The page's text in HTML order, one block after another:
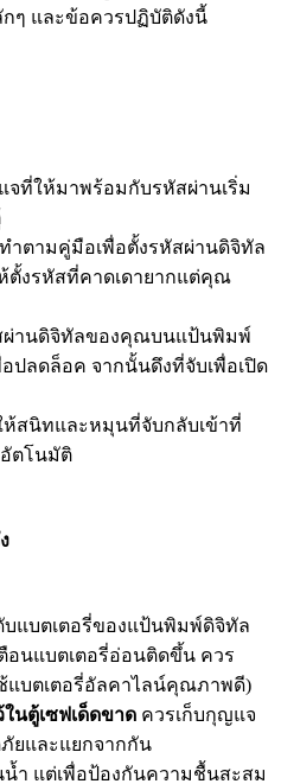
ๆ และข้อควรปฏิบัติดังนี้
จที่ให้มาพร้อมกับรหัสผ่านเริ่ม
ำตามคู่มือเพื่อตั้งรหัสผ่านดิจิทัล
งรหัสที่คาดเดายากแต่คุณ
ผ่านดิจิทัลของคุณบนแป้นพิมพ์
ปลดล็อค จากนั้นดึงที่จับเพื่อเปิด
ห้สนิทและหมุนที่จับกลับเข้าที่
ตโนมัติ
บแบตเตอรี่ของแป้นพิมพ์ดิจิทัล
อนแบตเตอรี่อ่อนติดขึ้น ควร
แบตเตอรี่อัลคาไลน์คุณภาพดี)
นตู้เซฟเด็ดขาด ควรเก็บกุญแจ
ยและแยกจากกัน
น้ำ แต่เพื่อป้องกันความชื้นสะสม